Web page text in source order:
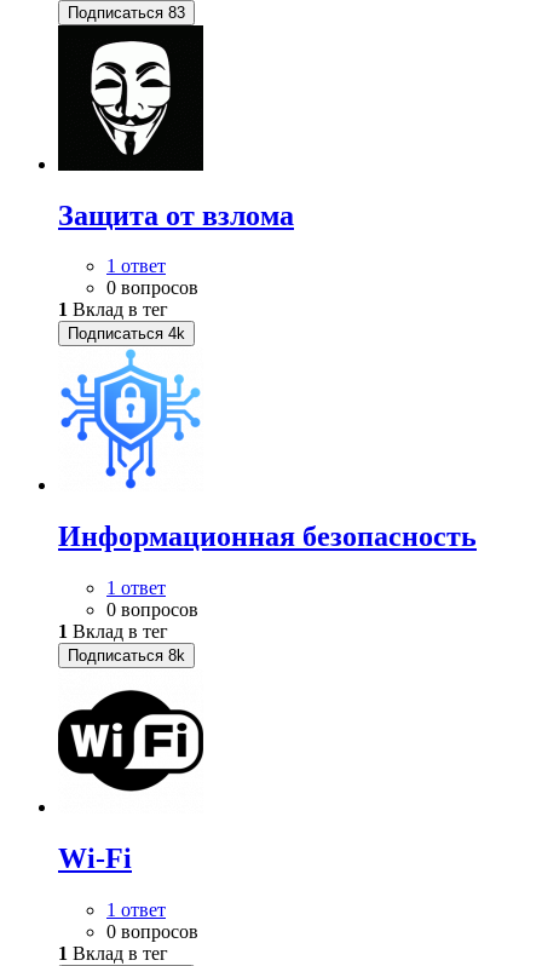
Подписаться 83
Защита от взлома
1 ответ
0 вопросов
1 Вклад в тег
Подписаться 4k
Информационная безопасность
1 ответ
0 вопросов
1 Вклад в тег
Подписаться 8k
Wi-Fi
1 ответ
0 вопросов
1 Вклад в тег